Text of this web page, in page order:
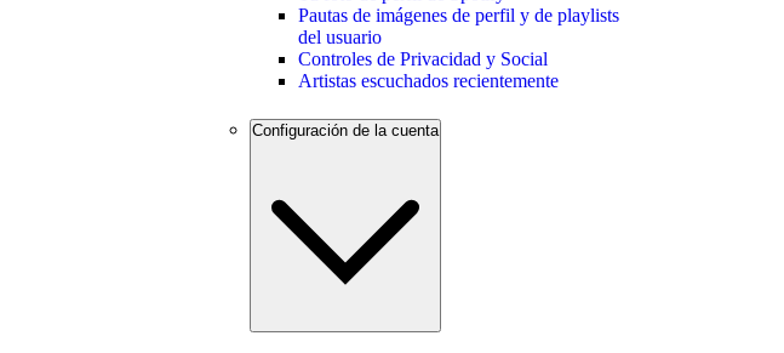
Pautas de imágenes de perfil y de playlists
del usuario
Controles de Privacidad y Social
Artistas escuchados recientemente
Configuración de la cuenta